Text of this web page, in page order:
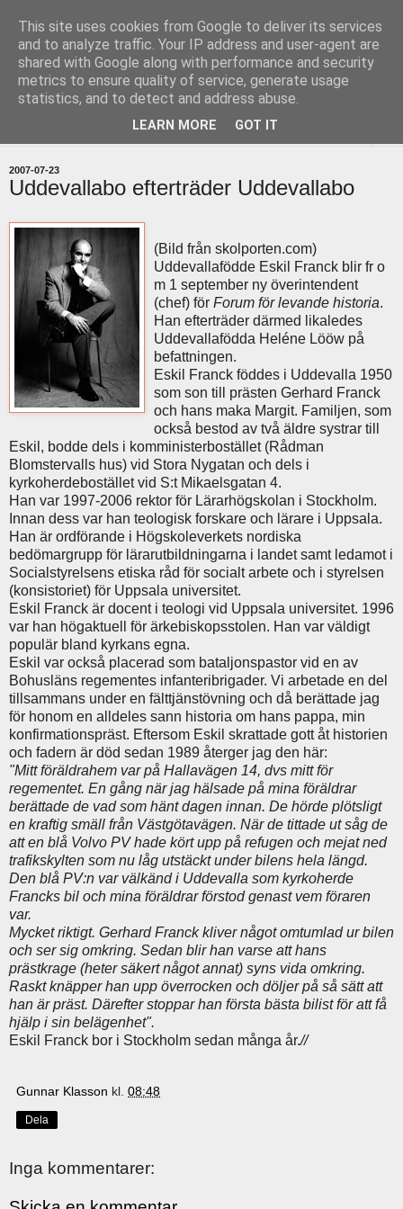
uddevallabloggen.se
med stort och smått från Uddevallas horisont
2007-07-23
Uddevallabo efterträder Uddevallabo
(Bild från skolporten.com)
Uddevallafödde Eskil Franck blir fr o
m 1 september ny överintendent
(chef) för Forum för levande historia.
Han efterträder därmed likaledes
Uddevallafödda Heléne Lööw på
befattningen.
Eskil Franck föddes i Uddevalla 1950
som son till prästen Gerhard Franck
och hans maka Margit. Familjen, som
också bestod av två äldre systrar till
Eskil, bodde dels i komministerbostället (Rådman
Blomstervalls hus) vid Stora Nygatan och dels i
kyrkoherdebostället vid S:t Mikaelsgatan 4.
Han var 1997-2006 rektor för Lärarhögskolan i Stockholm.
Innan dess var han teologisk forskare och lärare i Uppsala.
Han är ordförande i Högskoleverkets nordiska
bedömargrupp för lärarutbildningarna i landet samt ledamot i
Socialstyrelsens etiska råd för socialt arbete och i styrelsen
(konsistoriet) för Uppsala universitet.
Eskil Franck är docent i teologi vid Uppsala universitet. 1996
var han högaktuell för ärkebiskopsstolen. Han var väldigt
populär bland kyrkans egna.
Eskil var också placerad som bataljonspastor vid en av
Bohusläns regementes infanteribrigader. Vi arbetade en del
tillsammans under en fälttjänstövning och då berättade jag
för honom en alldeles sann historia om hans pappa, min
konfirmationspräst. Eftersom Eskil skrattade gott åt historien
och fadern är död sedan 1989 återger jag den här:
"Mitt föräldrahem var på Hallavägen 14, dvs mitt för
regementet. En gång när jag hälsade på mina föräldrar
berättade de vad som hänt dagen innan. De hörde plötsligt
en kraftig smäll från Västgötavägen. När de tittade ut såg de
att en blå Volvo PV hade kört upp på refugen och mejat ned
trafikskylten som nu låg utstäckt under bilens hela längd.
Den blå PV:n var välkänd i Uddevalla som kyrkoherde
Francks bil och mina föräldrar förstod genast vem föraren
var.
Mycket riktigt. Gerhard Franck kliver något omtumlad ur bilen
och ser sig omkring. Sedan blir han varse att hans
prästkrage (heter säkert något annat) syns vida omkring.
Raskt knäpper han upp överrocken och döljer på så sätt att
han är präst. Därefter stoppar han första bästa bilist för att få
hjälp i sin belägenhet".
Eskil Franck bor i Stockholm sedan många år.//
Gunnar Klasson kl. 08:48
Dela
Inga kommentarer:
This site uses cookies from Google to deliver its services
and to analyze traffic. Your IP address and user-agent are
shared with Google along with performance and security
metrics to ensure quality of service, generate usage
statistics, and to detect and address abuse.
LEARN MORE GOT IT